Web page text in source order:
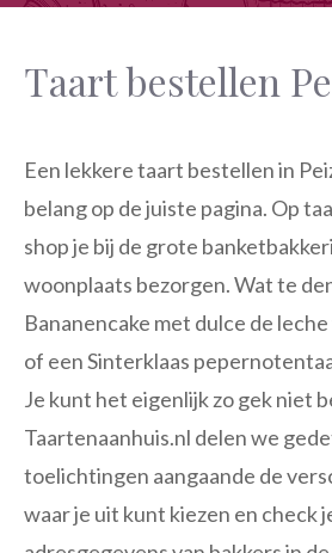
Taart bestellen
Een lekkere taart bestellen in
belang op de juiste pagina. Op
shop je bij de grote
woonplaats bezorgen. Wat te
Bananencake met dulce de
of een Sinterklaas
Je kunt het eigenlijk zo gek niet
Taartenaanhuis.nl delen we
toelichtingen aangaande de
waar je uit kunt kiezen en check